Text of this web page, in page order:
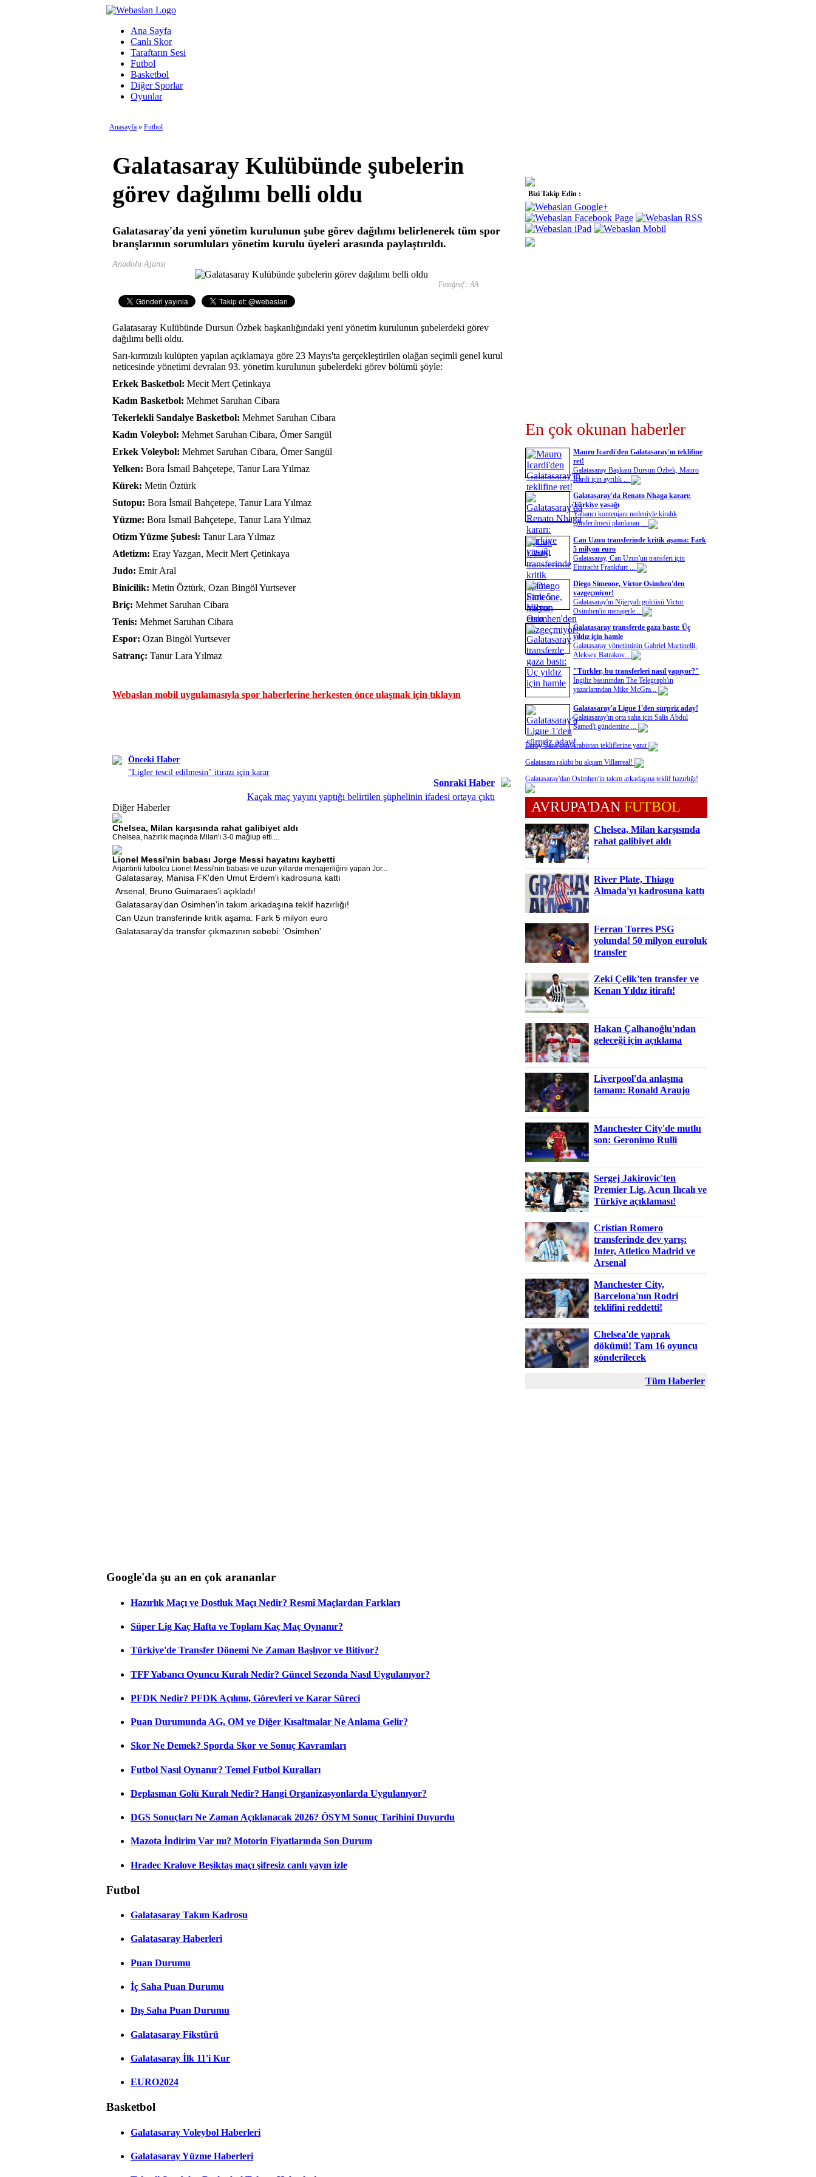
Ana Sayfa
Canlı Skor
Taraftarın Sesi
Futbol
Basketbol
Diğer Sporlar
Oyunlar
Anasayfa » Futbol
Galatasaray Kulübünde şubelerin
görev dağılımı belli oldu
Galatasaray'da yeni yönetim kurulunun şube görev dağılımı belirlenerek tüm spor
branşlarının sorumluları yönetim kurulu üyeleri arasında paylaştırıldı.
Anadolu Ajansı
Fotoğraf : AA
Galatasaray Kulübünde Dursun Özbek başkanlığındaki yeni yönetim kurulunun şubelerdeki görev
dağılımı belli oldu.
Sarı-kırmızılı kulüpten yapılan açıklamaya göre 23 Mayıs'ta gerçekleştirilen olağan seçimli genel kurul
neticesinde yönetimi devralan 93. yönetim kurulunun şubelerdeki görev bölümü şöyle:
Erkek Basketbol: Mecit Mert Çetinkaya
Kadın Basketbol: Mehmet Saruhan Cibara
Tekerlekli Sandalye Basketbol: Mehmet Saruhan Cibara
Kadın Voleybol: Mehmet Saruhan Cibara, Ömer Sarıgül
Erkek Voleybol: Mehmet Saruhan Cibara, Ömer Sarıgül
Yelken: Bora İsmail Bahçetepe, Tanur Lara Yılmaz
Kürek: Metin Öztürk
Sutopu: Bora İsmail Bahçetepe, Tanur Lara Yılmaz
Yüzme: Bora İsmail Bahçetepe, Tanur Lara Yılmaz
Otizm Yüzme Şubesi: Tanur Lara Yılmaz
Atletizm: Eray Yazgan, Mecit Mert Çetinkaya
Judo: Emir Aral
Binicilik: Metin Öztürk, Ozan Bingöl Yurtsever
Briç: Mehmet Saruhan Cibara
Tenis: Mehmet Saruhan Cibara
Espor: Ozan Bingöl Yurtsever
Satranç: Tanur Lara Yılmaz
Webaslan mobil uygulamasıyla spor haberlerine herkesten önce ulaşmak için tıklayın
Önceki Haber
"Ligler tescil edilmesin" itirazı için karar
Sonraki Haber
Kaçak maç yayını yaptığı belirtilen şüphelinin ifadesi ortaya çıktı
Diğer Haberler
Chelsea, Milan karşısında rahat galibiyet aldı
Chelsea, hazırlık maçında Milan'ı 3-0 mağlup etti....
Lionel Messi'nin babası Jorge Messi hayatını kaybetti
Arjantinli futbolcu Lionel Messi'nin babası ve uzun yıllardır menajerliğini yapan Jor...
Galatasaray, Manisa FK'den Umut Erdem'i kadrosuna kattı
Arsenal, Bruno Guimaraes'i açıkladı!
Galatasaray'dan Osimhen'in takım arkadaşına teklif hazırlığı!
Can Uzun transferinde kritik aşama: Fark 5 milyon euro
Galatasaray'da transfer çıkmazının sebebi: 'Osimhen'
Bizi Takip Edin :
En çok okunan haberler
Mauro Icardi'den Galatasaray'ın teklifine
ret!
Galatasaray Başkanı Dursun Özbek, Mauro
Icardi için ayrılık ...
Galatasaray'da Renato Nhaga kararı:
Türkiye yasağı
Yabancı kontenjanı nedeniyle kiralık
gönderilmesi planlanan ...
Can Uzun transferinde kritik aşama: Fark
5 milyon euro
Galatasaray, Can Uzun'un transferi için
Eintracht Frankfurt ...
Diego Simeone, Victor Osimhen'den
vazgeçmiyor!
Galatasaray'ın Nijeryalı golcüsü Victor
Osimhen'in menajerle...
Galatasaray transferde gaza bastı: Üç
yıldız için hamle
Galatasaray yönetiminin Gabriel Martinelli,
Aleksey Batrakov...
"Türkler, bu transferleri nasıl yapıyor?"
İngiliz basınından The Telegraph'ın
yazarlarından Mike McGra...
Galatasaray'a Ligue 1'den sürpriz aday!
Galatasaray'ın orta saha için Salis Abdul
Samed'i gündemine ...
Leroy Sane'den Arabistan tekliflerine yanıt
Galatasara rakibi bu akşam Villarreal!
Galatasaray'dan Osimhen'in takım arkadaşına teklif hazırlığı!
AVRUPA'DAN FUTBOL
Chelsea, Milan karşısında
rahat galibiyet aldı
River Plate, Thiago
Almada'yı kadrosuna kattı
Ferran Torres PSG
yolunda! 50 milyon euroluk
transfer
Zeki Çelik'ten transfer ve
Kenan Yıldız itirafı!
Hakan Çalhanoğlu'ndan
geleceği için açıklama
Liverpool'da anlaşma
tamam: Ronald Araujo
Manchester City'de mutlu
son: Geronimo Rulli
Sergej Jakirovic'ten
Premier Lig, Acun Ilıcalı ve
Türkiye açıklaması!
Cristian Romero
transferinde dev yarış:
Inter, Atletico Madrid ve
Arsenal
Manchester City,
Barcelona'nın Rodri
teklifini reddetti!
Chelsea'de yaprak
dökümü! Tam 16 oyuncu
gönderilecek
Tüm Haberler
Google'da şu an en çok arananlar
Hazırlık Maçı ve Dostluk Maçı Nedir? Resmî Maçlardan Farkları
Süper Lig Kaç Hafta ve Toplam Kaç Maç Oynanır?
Türkiye'de Transfer Dönemi Ne Zaman Başlıyor ve Bitiyor?
TFF Yabancı Oyuncu Kuralı Nedir? Güncel Sezonda Nasıl Uygulanıyor?
PFDK Nedir? PFDK Açılımı, Görevleri ve Karar Süreci
Puan Durumunda AG, OM ve Diğer Kısaltmalar Ne Anlama Gelir?
Skor Ne Demek? Sporda Skor ve Sonuç Kavramları
Futbol Nasıl Oynanır? Temel Futbol Kuralları
Deplasman Golü Kuralı Nedir? Hangi Organizasyonlarda Uygulanıyor?
DGS Sonuçları Ne Zaman Açıklanacak 2026? ÖSYM Sonuç Tarihini Duyurdu
Mazota İndirim Var mı? Motorin Fiyatlarında Son Durum
Hradec Kralove Beşiktaş maçı şifresiz canlı yayın izle
Futbol
Galatasaray Takım Kadrosu
Galatasaray Haberleri
Puan Durumu
İç Saha Puan Durumu
Dış Saha Puan Durumu
Galatasaray Fikstürü
Galatasaray İlk 11'i Kur
EURO2024
Basketbol
Galatasaray Voleybol Haberleri
Galatasaray Yüzme Haberleri